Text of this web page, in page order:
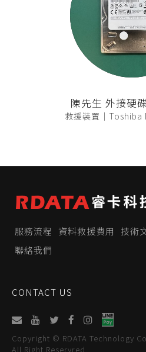
陳先生 外接硬
救援裝置｜Toshiba
服務流程 資料救援費用 技術
聯絡我們
CONTACT US
Copyright © RDATA Technology
All Right Reservred.